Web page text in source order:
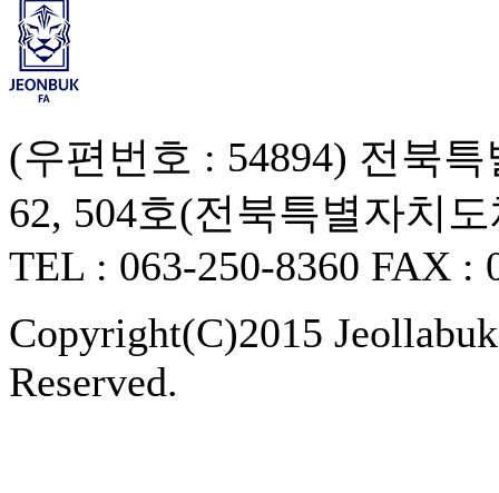
(우편번호 : 54894) 전북
62, 504호(전북특별자치
TEL : 063-250-8360 FAX :
Copyright(C)2015
Reserved.